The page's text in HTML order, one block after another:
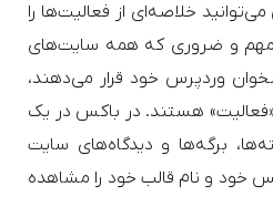
خلاصه‌ای از فعالیت‌ها را
و ضروری که همه سایت‌های
وردپرس خود قرار می‌دهند،
هستند. در باکس در یک
برگه‌ها و دیدگاه‌های سایت
خود و نام قالب خود را مشاهده